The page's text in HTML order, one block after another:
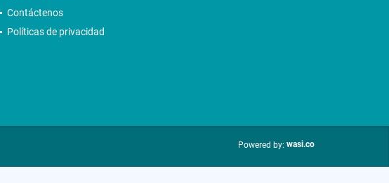
Contáctenos
Políticas de privacidad
Powered by: wasi.co